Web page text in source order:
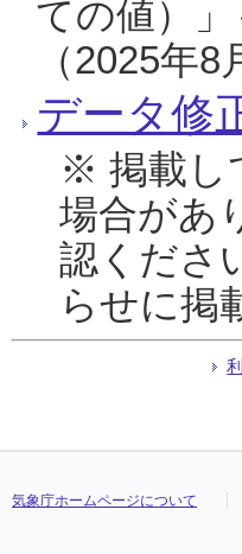
ての値）
（2025年8
データ修
※ 掲載し
場合があ
認くださ
らせに掲
気象庁ホームページについて